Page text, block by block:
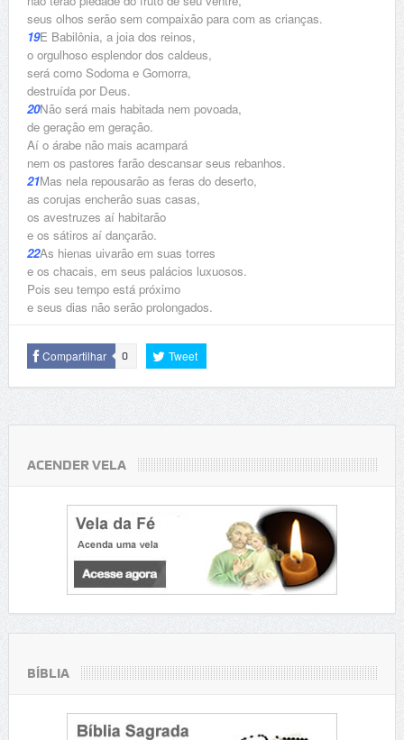
seus olhos serão sem compaixão para com as crianças.
19E Babilônia, a joia dos reinos,
o orgulhoso esplendor dos caldeus,
será como Sodoma e Gomorra,
destruída por Deus.
20Não será mais habitada nem povoada,
de geração em geração.
Aí o árabe não mais acampará
nem os pastores farão descansar seus rebanhos.
21Mas nela repousarão as feras do deserto,
as corujas encherão suas casas,
os avestruzes aí habitarão
e os sátiros aí dançarão.
22As hienas uivarão em suas torres
e os chacais, em seus palácios luxuosos.
Pois seu tempo está próximo
e seus dias não serão prolongados.
Compartilhar 0 Tweet
ACENDER VELA
BÍBLIA